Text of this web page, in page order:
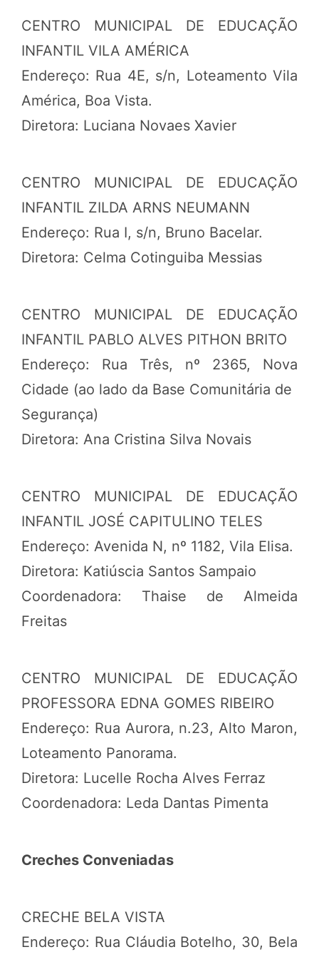
CENTRO MUNICIPAL DE EDUCAÇÃO
INFANTIL VILA AMÉRICA
Endereço: Rua 4E, s/n, Loteamento Vila
América, Boa Vista.
Diretora: Luciana Novaes Xavier
CENTRO MUNICIPAL DE EDUCAÇÃO
INFANTIL ZILDA ARNS NEUMANN
Endereço: Rua I, s/n, Bruno Bacelar.
Diretora: Celma Cotinguiba Messias
CENTRO MUNICIPAL DE EDUCAÇÃO
INFANTIL PABLO ALVES PITHON BRITO
Endereço: Rua Três, nº 2365, Nova
Cidade (ao lado da Base Comunitária de
Segurança)
Diretora: Ana Cristina Silva Novais
CENTRO MUNICIPAL DE EDUCAÇÃO
INFANTIL JOSÉ CAPITULINO TELES
Endereço: Avenida N, nº 1182, Vila Elisa.
Diretora: Katiúscia Santos Sampaio
Coordenadora: Thaise de Almeida
Freitas
CENTRO MUNICIPAL DE EDUCAÇÃO
PROFESSORA EDNA GOMES RIBEIRO
Endereço: Rua Aurora, n.23, Alto Maron,
Loteamento Panorama.
Diretora: Lucelle Rocha Alves Ferraz
Coordenadora: Leda Dantas Pimenta
Creches Conveniadas
CRECHE BELA VISTA
Endereço: Rua Cláudia Botelho, 30, Bela